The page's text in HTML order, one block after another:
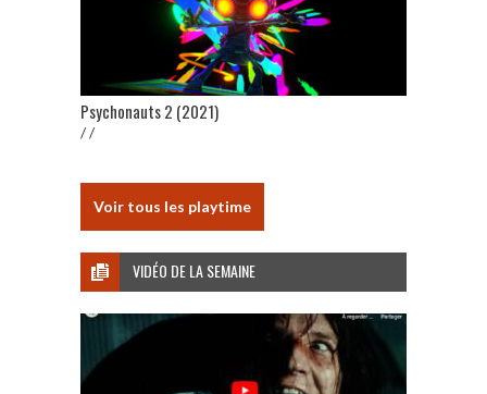
Psychonauts 2 (2021)
/ /
Voir tous les playtime
VIDÉO DE LA SEMAINE